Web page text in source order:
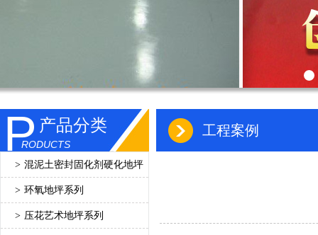
P产品分类
RODUCTS
> 混泥土密封固化剂硬化地坪
> 环氧地坪系列
> 压花艺术地坪系列
工程案例